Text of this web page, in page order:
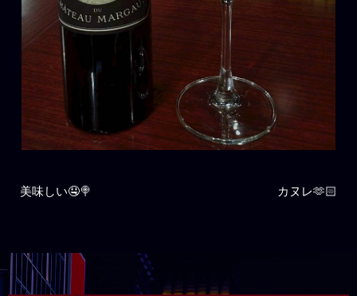
美味しい🤤🍭 カヌレ🫶🏻